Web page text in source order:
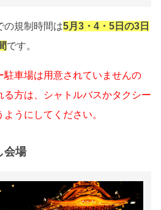
の規制時間は5月3・4・5日の3日
です。
駐車場は用意されていませんの
る方は、シャトルバスかタクシー
うにしてください。
会場